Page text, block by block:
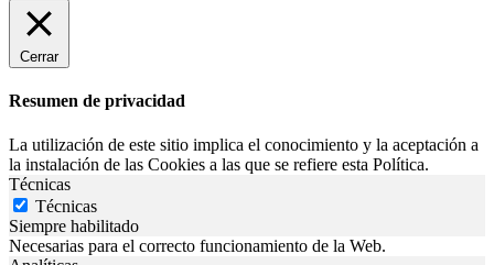
Cerrar
Resumen de privacidad
La utilización de este sitio implica el conocimiento y la aceptación a
la instalación de las Cookies a las que se refiere esta Política.
Técnicas
Técnicas
Siempre habilitado
Necesarias para el correcto funcionamiento de la Web.